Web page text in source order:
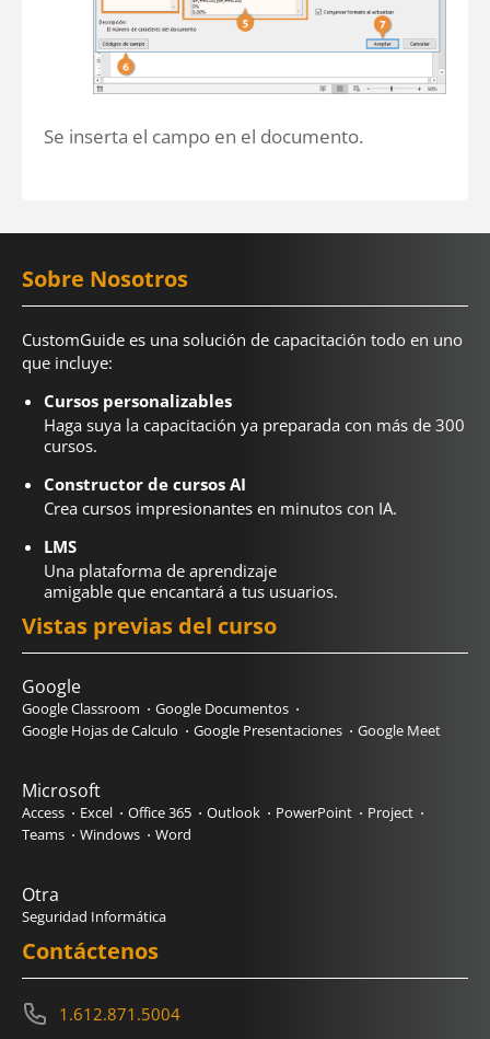
Se inserta el campo en el documento.
Sobre Nosotros
CustomGuide es una solución de capacitación todo en uno
que incluye:
Cursos personalizables
Haga suya la capacitación ya preparada con más de 300
cursos.
Constructor de cursos AI
Crea cursos impresionantes en minutos con IA.
LMS
Una plataforma de aprendizaje
amigable que encantará a tus usuarios.
Vistas previas del curso
Google
Google Classroom
Google Documentos
Google Hojas de Calculo
Google Presentaciones Google Meet
Microsoft
Access Excel Office 365 Outlook PowerPoint
Project
Teams
Windows Word
Otra
Seguridad Informática
Contáctenos
1.612.871.5004